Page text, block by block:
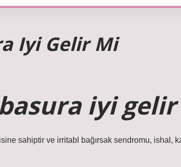
Iyi Gelir Mi
iyi gelir
sahiptir ve irritabl bağırsak sendromu, ishal,